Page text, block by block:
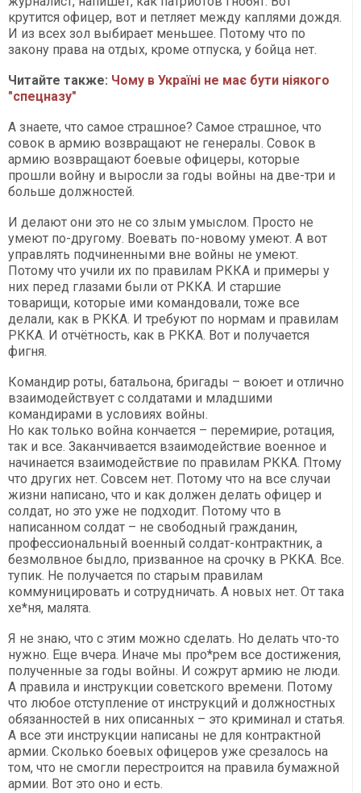
крутится офицер, вот и петляет между каплями дождя.
И из всех зол выбирает меньшее. Потому что по
закону права на отдых, кроме отпуска, у бойца нет.
Читайте также: Чому в Україні не має бути ніякого
"спецназу"
А знаете, что самое страшное? Самое страшное, что
совок в армию возвращают не генералы. Совок в
армию возвращают боевые офицеры, которые
прошли войну и выросли за годы войны на две-три и
больше должностей.
И делают они это не со злым умыслом. Просто не
умеют по-другому. Воевать по-новому умеют. А вот
управлять подчиненными вне войны не умеют.
Потому что учили их по правилам РККА и примеры у
них перед глазами были от РККА. И старшие
товарищи, которые ими командовали, тоже все
делали, как в РККА. И требуют по нормам и правилам
РККА. И отчётность, как в РККА. Вот и получается
фигня.
Командир роты, батальона, бригады – воюет и отлично
взаимодействует с солдатами и младшими
командирами в условиях войны.
Но как только война кончается – перемирие, ротация,
так и все. Заканчивается взаимодействие военное и
начинается взаимодействие по правилам РККА. Птому
что других нет. Совсем нет. Потому что на все случаи
жизни написано, что и как должен делать офицер и
солдат, но это уже не подходит. Потому что в
написанном солдат – не свободный гражданин,
профессиональный военный солдат-контрактник, а
безмолвное быдло, призванное на срочку в РККА. Все.
тупик. Не получается по старым правилам
коммуницировать и сотрудничать. А новых нет. От така
хе*ня, малята.
Я не знаю, что с этим можно сделать. Но делать что-то
нужно. Еще вчера. Иначе мы про*рем все достижения,
полученные за годы войны. И сожрут армию не люди.
А правила и инструкции советского времени. Потому
что любое отступление от инструкций и должностных
обязанностей в них описанных – это криминал и статья.
А все эти инструкции написаны не для контрактной
армии. Сколько боевых офицеров уже срезалось на
том, что не смогли перестроится на правила бумажной
армии. Вот это оно и есть.